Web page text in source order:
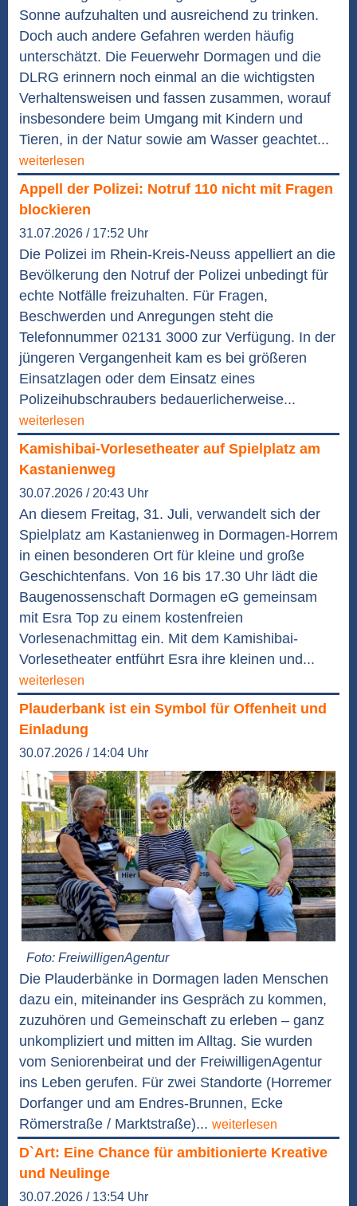
Sonne aufzuhalten und ausreichend zu trinken.
Doch auch andere Gefahren werden häufig
unterschätzt. Die Feuerwehr Dormagen und die
DLRG erinnern noch einmal an die wichtigsten
Verhaltensweisen und fassen zusammen, worauf
insbesondere beim Umgang mit Kindern und
Tieren, in der Natur sowie am Wasser geachtet...
weiterlesen
Appell der Polizei: Notruf 110 nicht mit Fragen
blockieren
31.07.2026 / 17:52 Uhr
Die Polizei im Rhein-Kreis-Neuss appelliert an die
Bevölkerung den Notruf der Polizei unbedingt für
echte Notfälle freizuhalten. Für Fragen,
Beschwerden und Anregungen steht die
Telefonnummer 02131 3000 zur Verfügung. In der
jüngeren Vergangenheit kam es bei größeren
Einsatzlagen oder dem Einsatz eines
Polizeihubschraubers bedauerlicherweise...
weiterlesen
Kamishibai-Vorlesetheater auf Spielplatz am
Kastanienweg
30.07.2026 / 20:43 Uhr
An diesem Freitag, 31. Juli, verwandelt sich der
Spielplatz am Kastanienweg in Dormagen-Horrem
in einen besonderen Ort für kleine und große
Geschichtenfans. Von 16 bis 17.30 Uhr lädt die
Baugenossenschaft Dormagen eG gemeinsam
mit Esra Top zu einem kostenfreien
Vorlesenachmittag ein. Mit dem Kamishibai-
Vorlesetheater entführt Esra ihre kleinen und...
weiterlesen
Plauderbank ist ein Symbol für Offenheit und
Einladung
30.07.2026 / 14:04 Uhr
Foto: FreiwilligenAgentur
Die Plauderbänke in Dormagen laden Menschen
dazu ein, miteinander ins Gespräch zu kommen,
zuzuhören und Gemeinschaft zu erleben – ganz
unkompliziert und mitten im Alltag. Sie wurden
vom Seniorenbeirat und der FreiwilligenAgentur
ins Leben gerufen. Für zwei Standorte (Horremer
Dorfanger und am Endres-Brunnen, Ecke
Römerstraße / Marktstraße)... weiterlesen
D`Art: Eine Chance für ambitionierte Kreative
und Neulinge
30.07.2026 / 13:54 Uhr